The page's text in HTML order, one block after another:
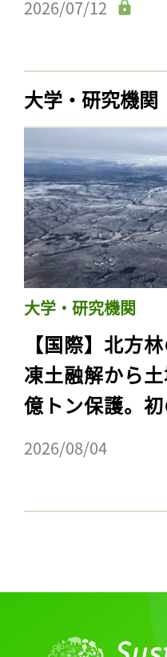
2026/07/12
大学・研究機関
大学・研究機関
【国際】北方
凍土融解から
億トン保護。
2026/08/04